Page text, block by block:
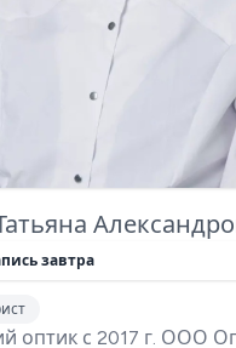
завтра
оптик с 2017 г. ООО